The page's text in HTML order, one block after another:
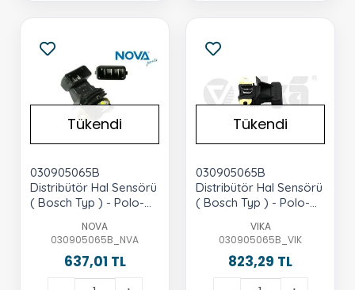
Tükendi
030905065B
Distribütör Hal Sensörü
( Bosch Typ ) - Polo-
Ibiza Cordoba Vento
1.6 Aee-Alm
NOVA
030905065B_NVA
637,01 TL
Tükendi
030905065B
Distribütör Hal Sensörü
( Bosch Typ ) - Polo-
Ibiza Cordoba Vento
1.6 Aee-Alm
VIKA
030905065B_VIK
823,29 TL